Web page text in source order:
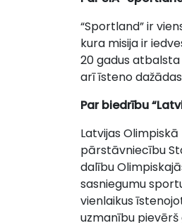
“Sportland” ir
kura misija ir
20 gadus
arī īsteno
Par biedrību
Latvijas
pārstāvniecību
dalību
sasniegumu
vienlaikus
uzmanību